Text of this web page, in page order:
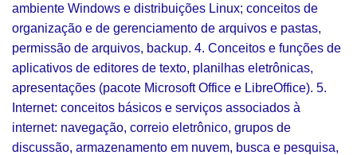
ambiente Windows e distribuições Linux; conceitos de
organização e de gerenciamento de arquivos e pastas,
permissão de arquivos, backup. 4. Conceitos e funções de
aplicativos de editores de texto, planilhas eletrônicas,
apresentações (pacote Microsoft Office e LibreOffice). 5.
Internet: conceitos básicos e serviços associados à
internet: navegação, correio eletrônico, grupos de
discussão, armazenamento em nuvem, busca e pesquisa,